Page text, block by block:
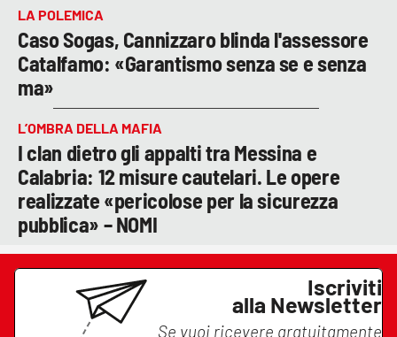
LA POLEMICA
Caso Sogas, Cannizzaro blinda l'assessore
Catalfamo: «Garantismo senza se e senza
ma»
L’OMBRA DELLA MAFIA
I clan dietro gli appalti tra Messina e
Calabria: 12 misure cautelari. Le opere
realizzate «pericolose per la sicurezza
pubblica» – NOMI
Iscriviti
alla Newsletter
Se vuoi ricevere gratuitamente